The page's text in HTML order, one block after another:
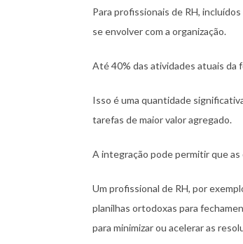
Para profissionais de RH,
se envolver com a organização.
Até 40% das atividades atuais da
Isso é uma quantidade
tarefas de maior valor agregado.
A integração pode permitir que
Um profissional de RH, por
planilhas ortodoxas para
para minimizar ou acelerar as